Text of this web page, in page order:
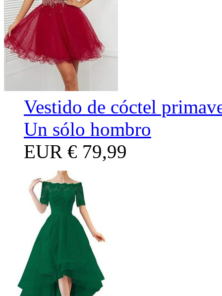
Vestido de cóctel
Un sólo hombro
EUR € 79,99